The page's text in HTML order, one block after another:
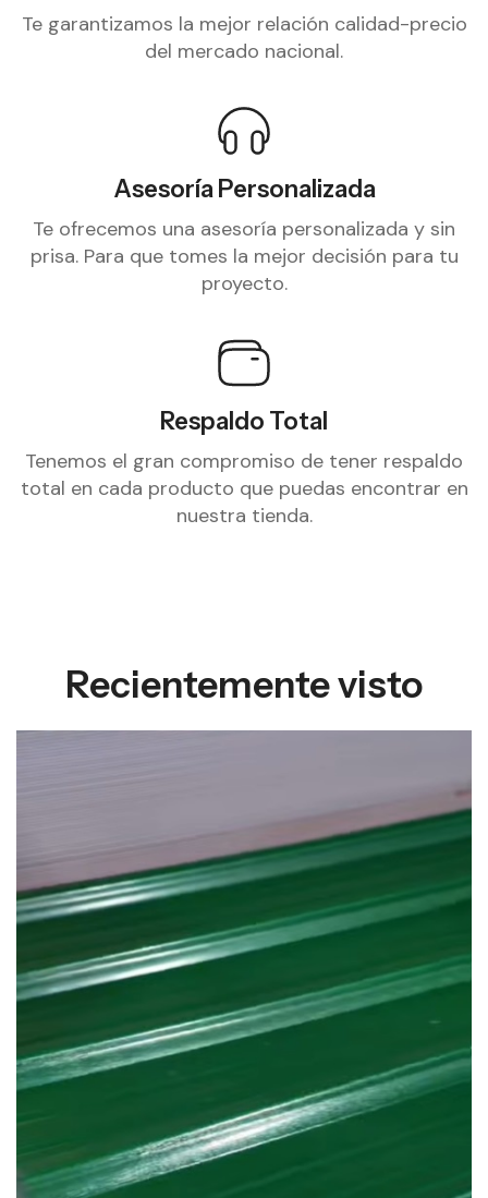
Te garantizamos la mejor relación calidad-precio
del mercado nacional.
Asesoría Personalizada
Te ofrecemos una asesoría personalizada y sin
prisa. Para que tomes la mejor decisión para tu
proyecto.
Respaldo Total
Tenemos el gran compromiso de tener respaldo
total en cada producto que puedas encontrar en
nuestra tienda.
Recientemente visto